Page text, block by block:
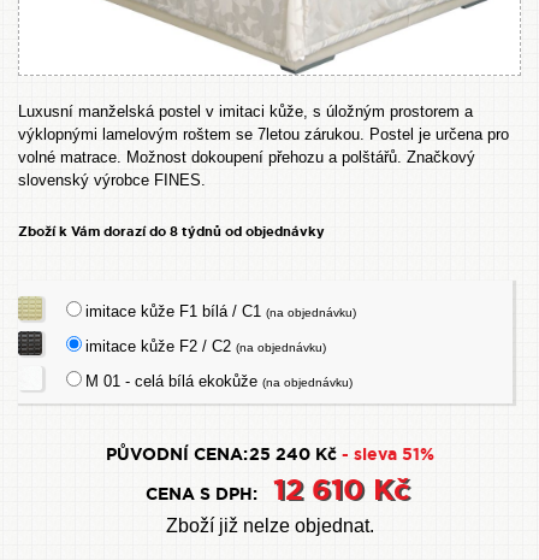
Luxusní manželská postel v imitaci kůže, s úložným prostorem a
výklopnými lamelovým roštem se 7letou zárukou. Postel je určena pro
volné matrace. Možnost dokoupení přehozu a polštářů. Značkový
slovenský výrobce FINES.
Zboží k Vám dorazí do 8 týdnů od objednávky
imitace kůže F1 bílá / C1(na objednávku)
imitace kůže F2 / C2(na objednávku)
M 01 - celá bílá ekokůže(na objednávku)
PŮVODNÍ CENA:25 240 Kč - sleva 51%
CENA S DPH:
12 610 Kč
Zboží již nelze objednat.